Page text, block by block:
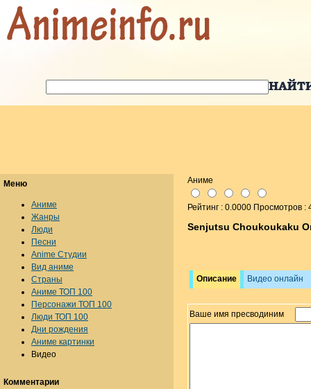
Аниме
Рейтинг : 0.0000 Просмотров :
Senjutsu Choukoukaku
Описание Видео онлайн
Ваше имя пресводиним
Меню
Аниме
Жанры
Люди
Песни
Anime Студии
Вид аниме
Страны
Аниме ТОП 100
Персонажи ТОП 100
Люди ТОП 100
Дни рождения
Аниме картинки
Видео
Комментарии